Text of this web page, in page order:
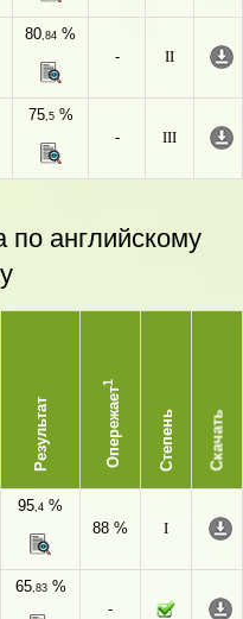
80,84 %
-
II
75,5%
-
III
по английскому
Результат Опережает
1
Степень Скачать
95,4 %
88 %
I
65,83%
-